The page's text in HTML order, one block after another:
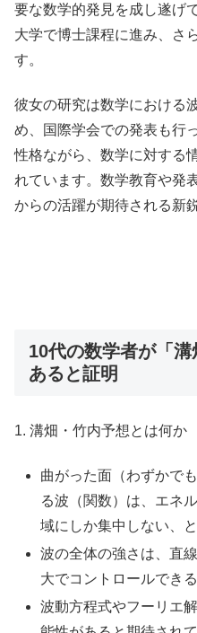
要な数学的発見を成し遂げ
大学で博士課程に進み、さ
す。
彼女の研究は数学における
め、国際学会での発表も行
性格ながら、数学に対する
れています。数学教育や発
からの活躍が期待される新
10代の数学者が「
あると証明
1. 溝畑・竹内予想とは何か
曲がった面（わずかで
る波（関数）は、エネ
域にしか集中しない、と
波の全体の強さは、直
大でコントロールでき
波動方程式やフーリエ